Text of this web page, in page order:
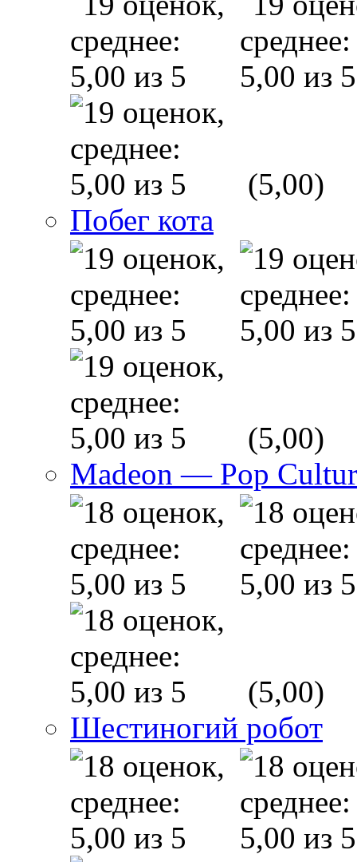
(5,00)
Побег кота
(5,00)
Madeon — Pop
(5,00)
Шестиногий робот